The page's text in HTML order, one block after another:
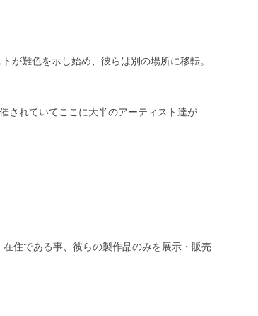
が難色を示し始め、彼らは別の場所に移転。
されていてここに大半のアーティスト達が
住である事、彼らの製作品のみを展示・販売